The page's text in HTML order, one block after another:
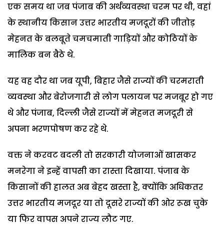
एक समय था जब पंजाब की अर्थव्यवस्था चरम पर थी, वहां
के स्थानीय किसान उत्तर भारतीय मजदूरों की जीतोड़
मेहनत के बलबूते चमचमाती गाड़ियों और कोठियों के
मालिक बन बैठे थे.
यह वह दौर था जब यूपी, बिहार जैसे राज्यों की चरमराती
व्यवस्था और बेरोजगारी से लोग पलायन पर मजबूर हो गए
थे और पंजाब, दिल्ली जैसे राज्यों में मेहनत मजदूरी से
अपना भरणपोषण कर रहे थे.
वक्त ने करवट बदली तो सरकारी योजनाओं खासकर
मनरेगा ने इन्हें वापसी का रास्ता दिखाया. पंजाब के
किसानों की हालत अब बेहद खस्ता है, क्योंकि अधिकतर
उत्तर भारतीय मजदूर या तो दूसरे राज्यों की ओर रूख चुके
या फिर वापस अपने राज्य लौट गए.